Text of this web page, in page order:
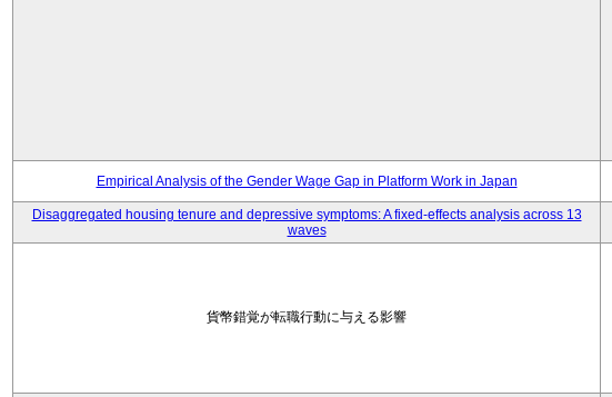
Empirical Analysis of the Gender Wage Gap in Platform Work in Japan
Disaggregated housing tenure and depressive symptoms: A fixed-effects analysis across 13
waves
貨幣錯覚が転職行動に与える影響